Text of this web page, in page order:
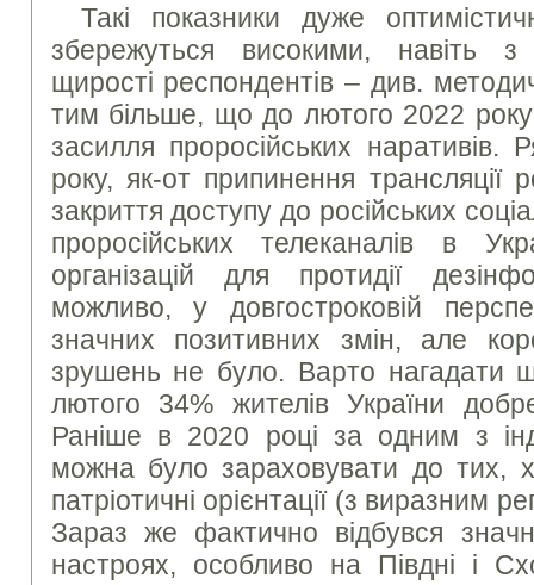
Такі показники дуже
збережуться високими, навіть
щирості респондентів – див.
тим більше, що до лютого 2022 року
засилля проросійських наративів.
року, як-от припинення трансляції
закриття доступу до російських
проросійських телеканалів в
організацій для протидії
можливо, у довгостроковій
значних позитивних змін, але
зрушень не було. Варто нагадати
лютого 34% жителів України
Раніше в 2020 році за одним з
можна було зараховувати до тих,
патріотичні орієнтації (з виразним
Зараз же фактично відбувся
настроях, особливо на Півдні і